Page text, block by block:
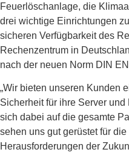
Feuerlöschanlage, die
drei wichtige Einrichtungen
sicheren Verfügbarkeit des
Rechenzentrum in
nach der neuen Norm DIN
„Wir bieten unseren Kunden
Sicherheit für ihre Server
sich dabei auf die gesamte
sehen uns gut gerüstet für
Herausforderungen der